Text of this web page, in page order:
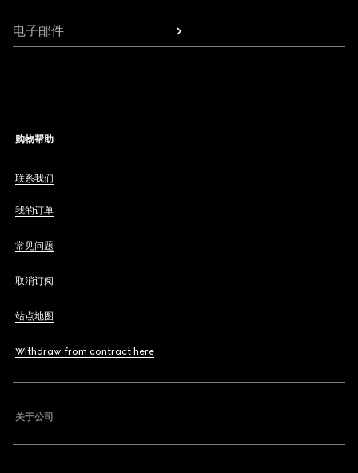
电子邮件
购物帮助
联系我们
我的订单
常见问题
取消订阅
站点地图
Withdraw from contract here
关于公司